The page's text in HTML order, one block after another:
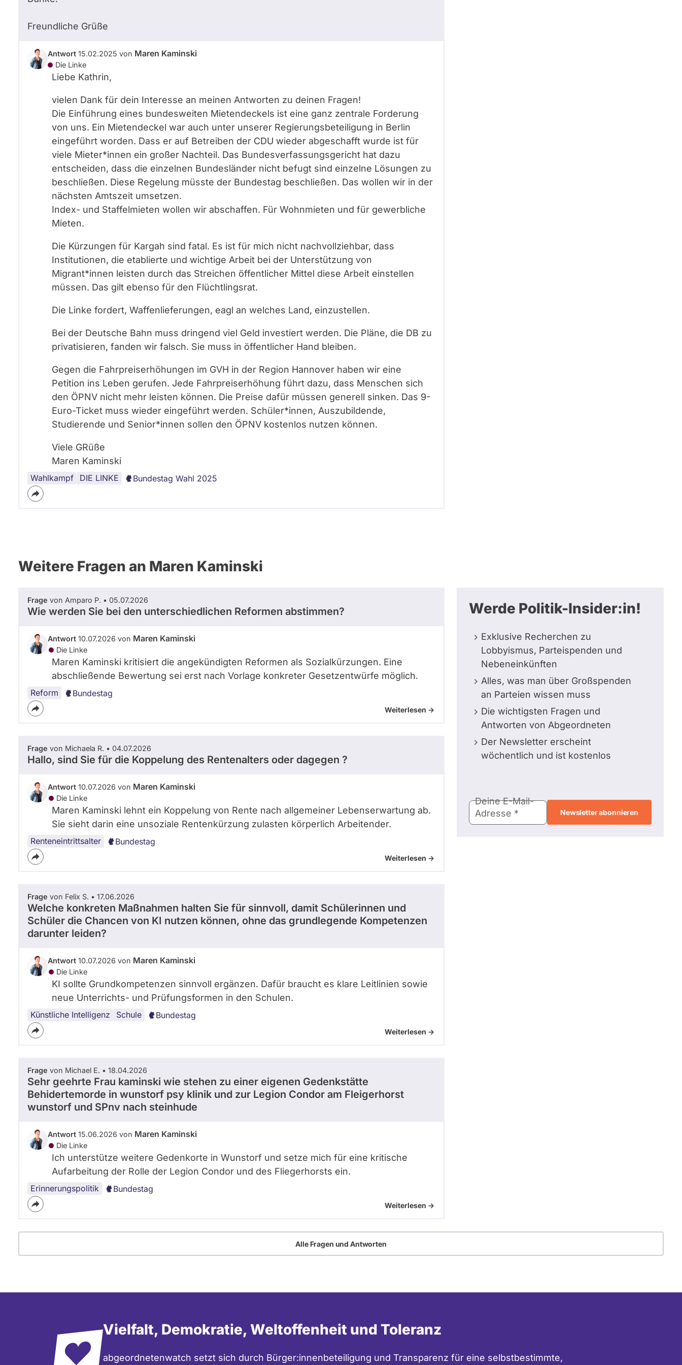
Freundliche Grüße
Antwort 15.02.2025 von Maren Kaminski
Die Linke
Liebe Kathrin,
vielen Dank für dein Interesse an meinen Antworten zu deinen Fragen!
Die Einführung eines bundesweiten Mietendeckels ist eine ganz zentrale Forderung
von uns. Ein Mietendeckel war auch unter unserer Regierungsbeteiligung in Berlin
eingeführt worden. Dass er auf Betreiben der CDU wieder abgeschafft wurde ist für
viele Mieter*innen ein großer Nachteil. Das Bundesverfassungsgericht hat dazu
entscheiden, dass die einzelnen Bundesländer nicht befugt sind einzelne Lösungen zu
beschließen. Diese Regelung müsste der Bundestag beschließen. Das wollen wir in der
nächsten Amtszeit umsetzen.
Index- und Staffelmieten wollen wir abschaffen. Für Wohnmieten und für gewerbliche
Mieten.
Die Kürzungen für Kargah sind fatal. Es ist für mich nicht nachvollziehbar, dass
Institutionen, die etablierte und wichtige Arbeit bei der Unterstützung von
Migrant*innen leisten durch das Streichen öffentlicher Mittel diese Arbeit einstellen
müssen. Das gilt ebenso für den Flüchtlingsrat.
Die Linke fordert, Waffenlieferungen, eagl an welches Land, einzustellen.
Bei der Deutsche Bahn muss dringend viel Geld investiert werden. Die Pläne, die DB zu
privatisieren, fanden wir falsch. Sie muss in öffentlicher Hand bleiben.
Gegen die Fahrpreiserhöhungen im GVH in der Region Hannover haben wir eine
Petition ins Leben gerufen. Jede Fahrpreiserhöhung führt dazu, dass Menschen sich
den ÖPNV nicht mehr leisten können. Die Preise dafür müssen generell sinken. Das 9-
Euro-Ticket muss wieder eingeführt werden. Schüler*innen, Auszubildende,
Studierende und Senior*innen sollen den ÖPNV kostenlos nutzen können.
Viele GRüße
Maren Kaminski
Wahlkampf DIE LINKE
Soziale
Politik
Wahlprogramm Bundestag Wahl 2025
Weitere Fragen an Maren Kaminski
Frage von Amparo P. • 05.07.2026
Wie werden Sie bei den unterschiedlichen Reformen abstimmen?
Antwort 10.07.2026 von Maren Kaminski
Die Linke
Maren Kaminski kritisiert die angekündigten Reformen als Sozialkürzungen. Eine
abschließende Bewertung sei erst nach Vorlage konkreter Gesetzentwürfe möglich.
Reform Bundestag
Weiterlesen ->
Frage von Michaela R. • 04.07.2026
Hallo, sind Sie für die Koppelung des Rentenalters oder dagegen ?
Antwort 10.07.2026 von Maren Kaminski
Die Linke
Maren Kaminski lehnt ein Koppelung von Rente nach allgemeiner Lebenserwartung ab.
Sie sieht darin eine unsoziale Rentenkürzung zulasten körperlich Arbeitender.
Renteneintrittsalter Bundestag
Weiterlesen ->
Frage von Felix S. • 17.06.2026
Welche konkreten Maßnahmen halten Sie für sinnvoll, damit Schülerinnen und
Schüler die Chancen von KI nutzen können, ohne das grundlegende Kompetenzen
darunter leiden?
Antwort 10.07.2026 von Maren Kaminski
Die Linke
KI sollte Grundkompetenzen sinnvoll ergänzen. Dafür braucht es klare Leitlinien sowie
neue Unterrichts- und Prüfungsformen in den Schulen.
Künstliche Intelligenz Schule Bundestag
Weiterlesen ->
Frage von Michael E. • 18.04.2026
Sehr geehrte Frau kaminski wie stehen zu einer eigenen Gedenkstätte
Behidertemorde in wunstorf psy klinik und zur Legion Condor am Fleigerhorst
wunstorf und SPnv nach steinhude
Antwort 15.06.2026 von Maren Kaminski
Die Linke
Ich unterstütze weitere Gedenkorte in Wunstorf und setze mich für eine kritische
Aufarbeitung der Rolle der Legion Condor und des Fliegerhorsts ein.
Erinnerungspolitik Bundestag
Weiterlesen ->
Werde Politik-Insider:in!
Exklusive Recherchen zu
Lobbyismus, Parteispenden und
Nebeneinkünften
Alles, was man über Großspenden
an Parteien wissen muss
Die wichtigsten Fragen und
Antworten von Abgeordneten
Der Newsletter erscheint
wöchentlich und ist kostenlos
Mail-
Adresse
Deine E-Mail-
Adresse
Alle Fragen und Antworten
Vielfalt, Demokratie, Weltoffenheit und Toleranz
abgeordnetenwatch setzt sich durch Bürger:innenbeteiligung und Transparenz für eine selbstbestimmte,